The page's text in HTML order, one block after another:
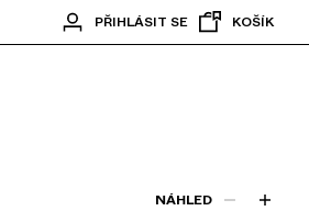
PŘIHLÁSIT SE KOŠÍK
NÁHLED